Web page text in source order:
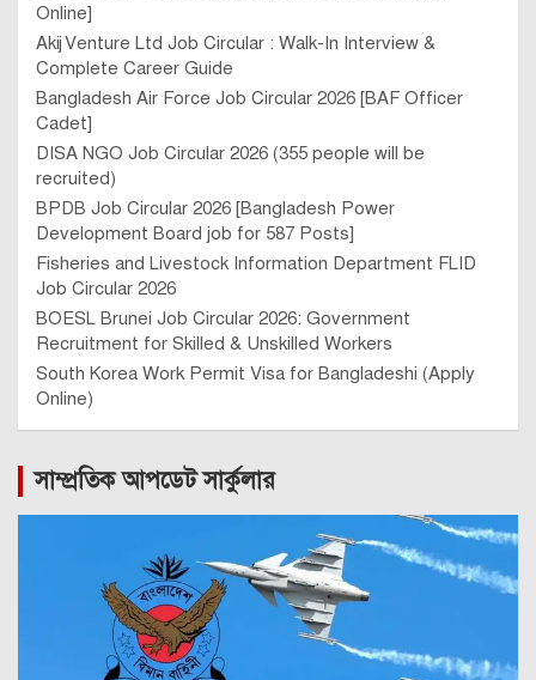
Online]
Akij Venture Ltd Job Circular : Walk-In Interview &
Complete Career Guide
Bangladesh Air Force Job Circular 2026 [BAF Officer
Cadet]
DISA NGO Job Circular 2026 (355 people will be
recruited)
BPDB Job Circular 2026 [Bangladesh Power
Development Board job for 587 Posts]
Fisheries and Livestock Information Department FLID
Job Circular 2026
BOESL Brunei Job Circular 2026: Government
Recruitment for Skilled & Unskilled Workers
South Korea Work Permit Visa for Bangladeshi (Apply
Online)
সাম্প্রতিক আপডেট সার্কুলার